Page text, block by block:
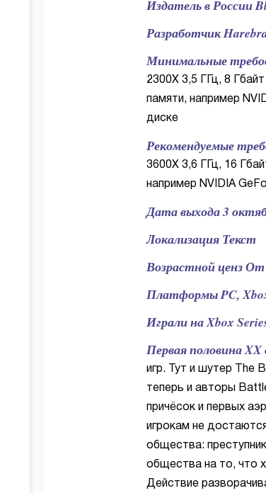
Издатель в России
Разработчик
Минимальные
2300X 3,5 ГГц, 8
памяти, например
диске
Рекомендуемые
3600X 3,6 ГГц, 16
например NVIDIA
Дата выхода 3
Локализация Текст
Возрастной ценз
Платформы PC, Xbox
Играли на Xbox
Первая половина
игр. Тут и шутер The
теперь и авторы
причёсок и первых
игрокам не
общества:
общества на то, что
Действие